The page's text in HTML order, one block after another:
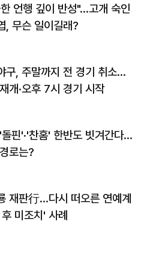
언행 깊이 반성"…고개 숙인
, 무슨 일이길래?
구, 주말까지 전 경기 취소…
개·오후 7시 경기 시작
핀'·'찬홈' 한반도 빗겨간다…
로는?
재판行…다시 떠오른 연예계
미조치' 사례